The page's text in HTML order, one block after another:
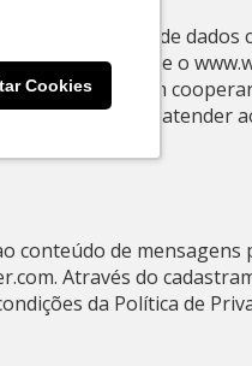
Cookies
seus bancos de
hipótese, se o
não hesitará em
pessoais para atender
conteúdo de
Através do
da Política de